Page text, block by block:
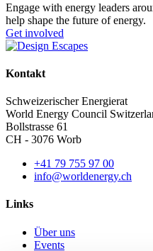
Engage with energy leaders
help shape the future of energy.
Get involved
Kontakt
Schweizerischer Energierat
World Energy Council
Bollstrasse 61
CH - 3076 Worb
+41 79 755 97 00
info@worldenergy.ch
Links
Über uns
Events